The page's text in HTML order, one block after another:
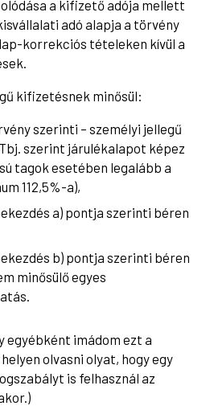
a kifizető adója mellett
adó alapja a törvény
korrekciós tételeken kívül a
kifizetésnek minősül:
szerinti – személyi jellegű
szerint járulékalapot képez
tagok esetében legalább a
112,5%-a),
a) pontja szerinti béren
b) pontja szerinti béren
minősülő egyes
egyébként imádom ezt a
olvasni olyat, hogy egy
is felhasznál az